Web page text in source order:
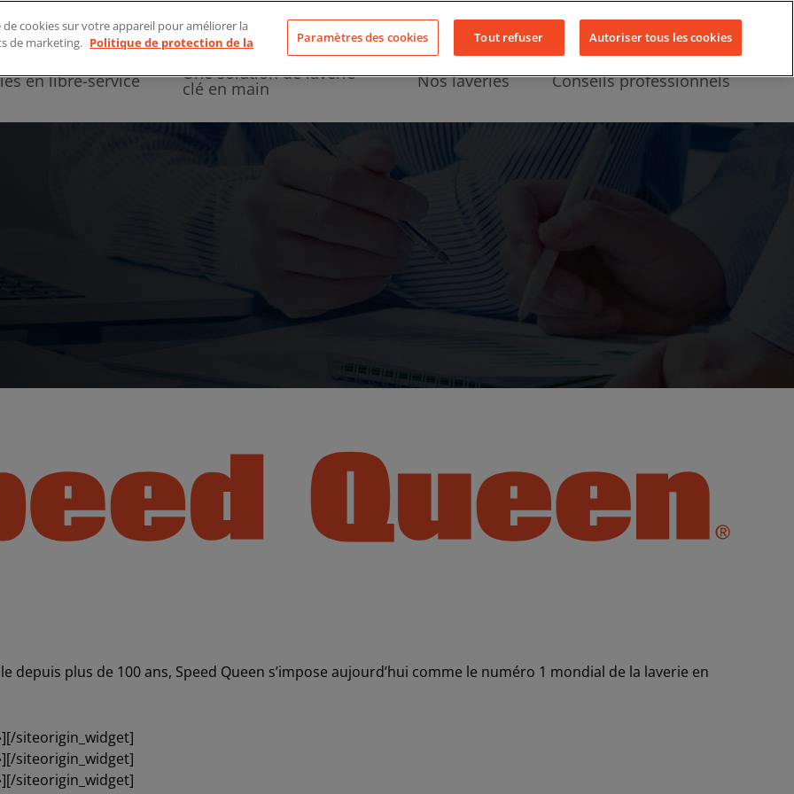
À propos de nous Nous contacter Actualités LinkedInYouTubeFacebook
en libre-service Une solution de laverie
clé en main Nos laveries Conseils professionnels
plus de 100 ans, Speed Queen s’impose aujourd’hui comme le numéro 1 mondial de la laverie en
[/siteorigin_widget]
[/siteorigin_widget]
[/siteorigin_widget]
de cookies sur votre appareil pour améliorer la
de marketing. Politique de protection de la
Paramètres des cookies Tout refuser Autoriser tous les cookies